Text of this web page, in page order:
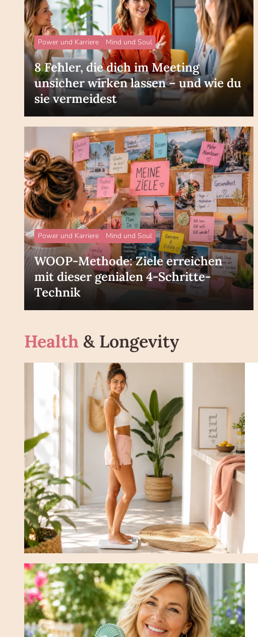
Power und Karriere Mind und Soul
8 Fehler, die dich im Meeting
unsicher wirken lassen – und wie du
sie vermeidest
Power und Karriere Mind und Soul
WOOP-Methode: Ziele erreichen
mit dieser genialen 4-Schritte-
Technik
Health & Longevity